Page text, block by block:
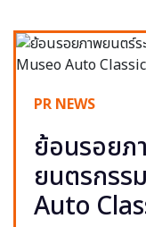
PR NEWS
ย้อนรอยภ
ยนตรกรร
Auto